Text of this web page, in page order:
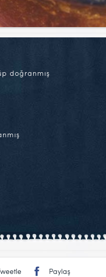
doğranmış
Paylaş